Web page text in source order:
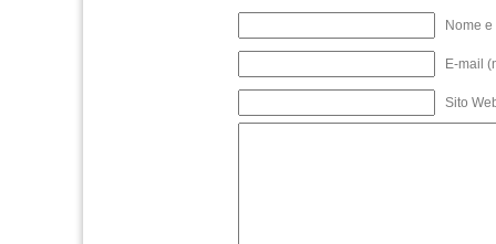
Nome
E-mail
Sito